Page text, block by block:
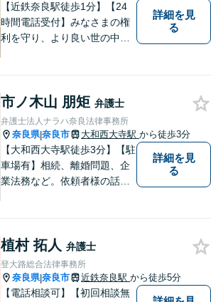
【近鉄奈良駅徒歩1分】【24
時間電話受付】みなさまの権
利を守り、より良い世の中に
ています。法律トラブルでお
悩みごとがありましたら、お
気軽にご相談ください。
詳細を見
る
市ノ木山 朋矩 弁護士
弁護士法人ナラハ奈良法律事務所
奈良県|奈良市 大和西大寺駅 から徒歩3分
【大和西大寺駅徒歩3分】【駐
車場有】相続、離婚問題、企
業法務など。依頼者様の話を
と聞いても良いのかな」など
と思わず、ぜひ一度ご相談く
ださい。【お子様連れ相談
可】
詳細を見
る
植村 拓人 弁護士
登大路総合法律事務所
奈良県|奈良市 近鉄奈良駅 から徒歩5分
【電話相談可】【初回相談無